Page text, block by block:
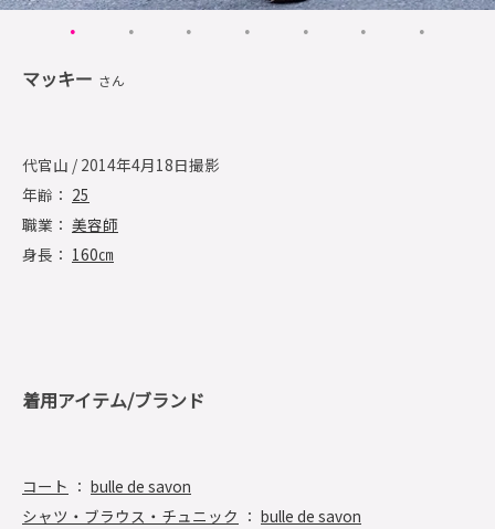
マッキー さん
代官山 / 2014年4月18日撮影
年齢： 25
職業： 美容師
身長： 160㎝
着用アイテム/ブランド
コート ： bulle de savon
シャツ・ブラウス・チュニック ： bulle de savon